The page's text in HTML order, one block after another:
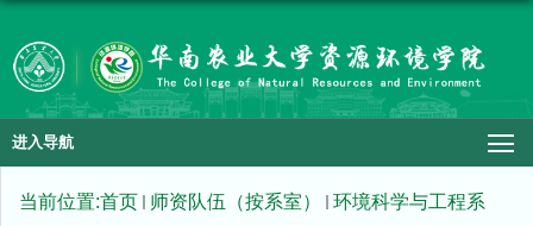
进入导航
当前位置:首页 师资队伍（按系室） 环境科学与工程系